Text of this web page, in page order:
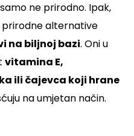
ne prirodno. Ipak,
prirodne alternative
na biljnoj bazi. Oni u
vitamina E,
ili čajevca koji hrane
na umjetan način.